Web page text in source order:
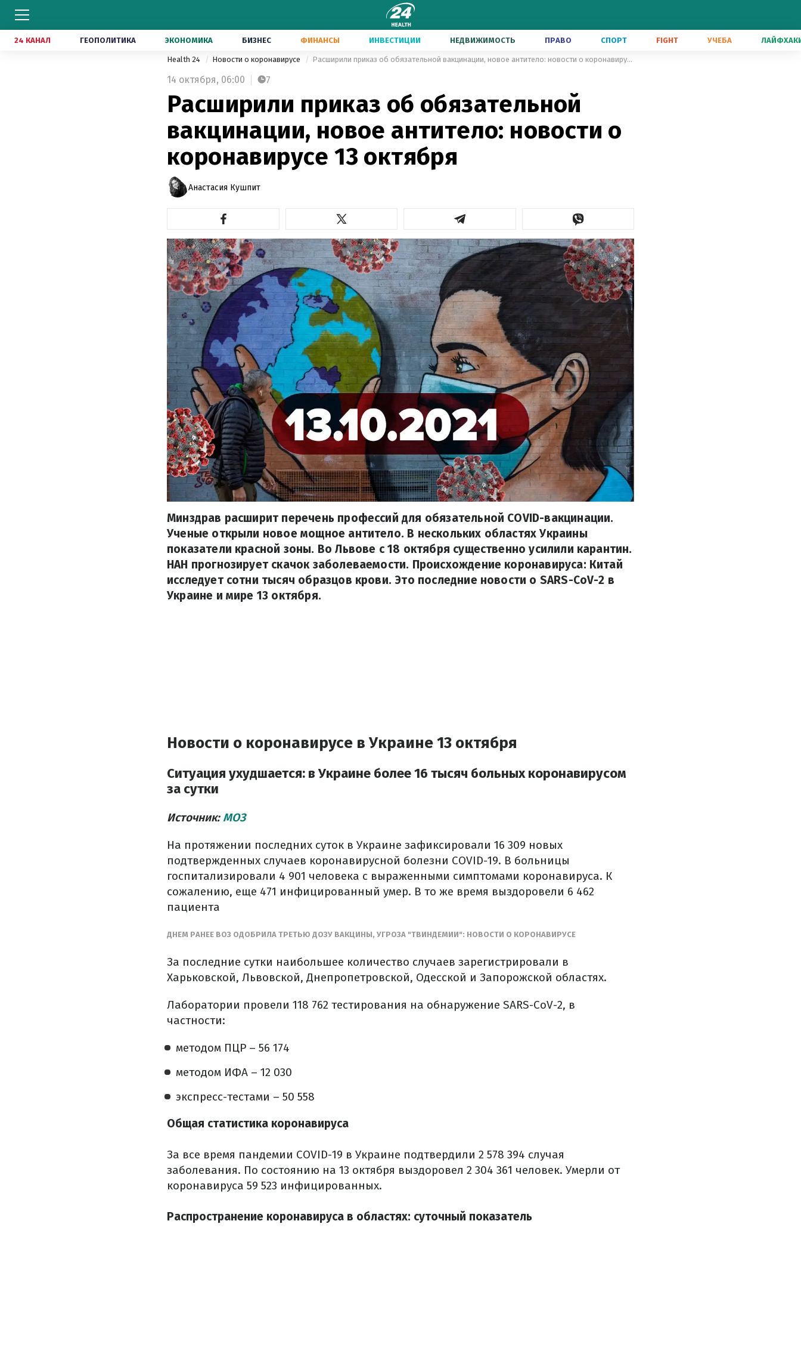
24 КАНАЛ ГЕОПОЛИТИКА ЭКОНОМИКА БИЗНЕС ФИНАНСЫ ИНВЕСТИЦИИ НЕДВИЖИМОСТЬ ПРАВО СПОРТ FIGHT УЧЕБА
Health 24 Новости о коронавирусе Расширили приказ об обязательной вакцинации, новое антитело: новости о коронавирусе 13 октября
14 октября, 06:00 7
Расширили приказ об обязательной
вакцинации, новое антитело: новости о
коронавирусе 13 октября
Анастасия Кушпит
Минздрав расширит перечень профессий для обязательной COVID-вакцинации.
Ученые открыли новое мощное антитело. В нескольких областях Украины
показатели красной зоны. Во Львове с 18 октября существенно усилили карантин.
НАН прогнозирует скачок заболеваемости. Происхождение коронавируса: Китай
исследует сотни тысяч образцов крови. Это последние новости о SARS-CoV-2 в
Украине и мире 13 октября.
Новости о коронавирусе в Украине 13 октября
Ситуация ухудшается: в Украине более 16 тысяч больных коронавирусом
за сутки
Источник: МОЗ
На протяжении последних суток в Украине зафиксировали 16 309 новых
подтвержденных случаев коронавирусной болезни COVID-19. В больницы
госпитализировали 4 901 человека с выраженными симптомами коронавируса. К
сожалению, еще 471 инфицированный умер. В то же время выздоровели 6 462
пациента
ДНЕМ РАНЕЕ ВОЗ ОДОБРИЛА ТРЕТЬЮ ДОЗУ ВАКЦИНЫ, УГРОЗА "ТВИНДЕМИИ": НОВОСТИ О КОРОНАВИРУСЕ
За последние сутки наибольшее количество случаев зарегистрировали в
Харьковской, Львовской, Днепропетровской, Одесской и Запорожской областях.
Лаборатории провели 118 762 тестирования на обнаружение SARS-CoV-2, в
частности:
методом ПЦР – 56 174
методом ИФА – 12 030
экспресс-тестами – 50 558
Общая статистика коронавируса
За все время пандемии COVID-19 в Украине подтвердили 2 578 394 случая
заболевания. По состоянию на 13 октября выздоровел 2 304 361 человек. Умерли от
коронавируса 59 523 инфицированных.
Распространение коронавируса в областях: суточный показатель